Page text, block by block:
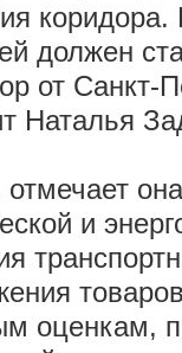
должен
от Санкт-
Наталья
и
оценкам,